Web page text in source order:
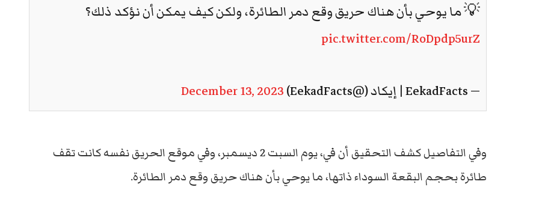
💡 ما يوحي بأن هناك حريق وقع دمر الطائرة، ولكن كيف يمكن أن نؤكد ذلك؟
pic.twitter.com/RoDpdp5urZ
— EekadFacts | إيكاد (@EekadFacts) December 13, 2023
وفي التفاصيل كشف التحقيق أن في، يوم السبت 2 ديسمبر، وفي موقع الحريق نفسه كانت تقف
طائرة بحجم البقعة السوداء ذاتها، ما يوحي بأن هناك حريق وقع دمر الطائرة.